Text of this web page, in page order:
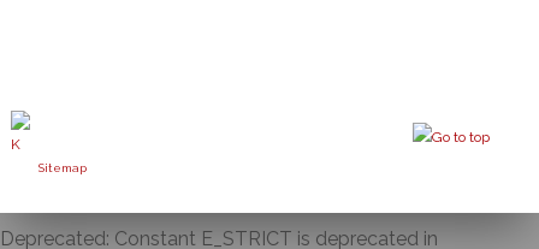
Sitemap
Deprecated: Constant E_STRICT is deprecated in